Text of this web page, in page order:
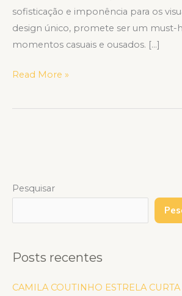
sofisticação e imponência para os
design único, promete ser um must-
momentos casuais e ousados. […]
Read More »
Pesquisar
Posts recentes
CAMILA COUTINHO ESTRELA